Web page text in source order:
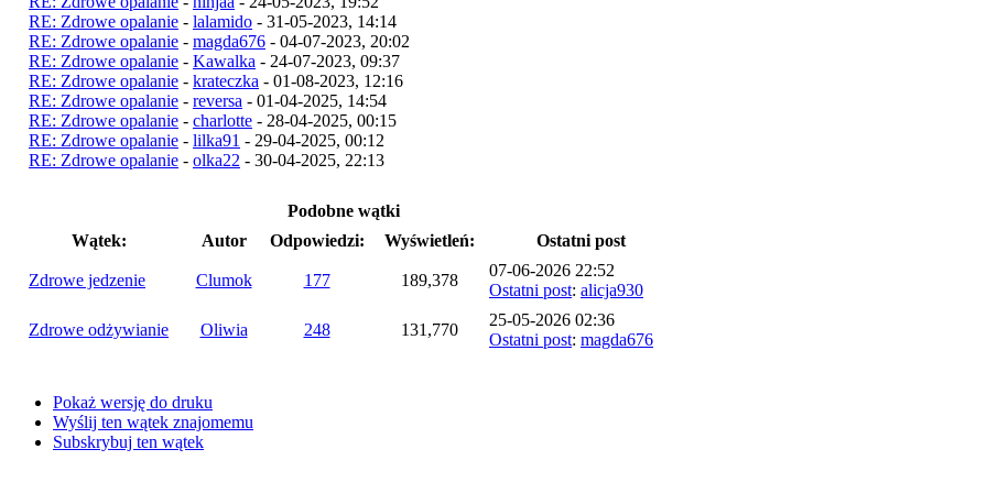
RE: Zdrowe opalanie - lalamido - 31-05-2023, 14:14
RE: Zdrowe opalanie - magda676 - 04-07-2023, 20:02
RE: Zdrowe opalanie - Kawalka - 24-07-2023, 09:37
RE: Zdrowe opalanie - krateczka - 01-08-2023, 12:16
RE: Zdrowe opalanie - reversa - 01-04-2025, 14:54
RE: Zdrowe opalanie - charlotte - 28-04-2025, 00:15
RE: Zdrowe opalanie - lilka91 - 29-04-2025, 00:12
RE: Zdrowe opalanie - olka22 - 30-04-2025, 22:13
Podobne wątki
Wątek:
Autor Odpowiedzi: Wyświetleń: Ostatni post
Zdrowe jedzenie Clumok 177 189,378
07-06-2026 22:52
Ostatni post: alicja930
Zdrowe odżywianie Oliwia 248 131,770
25-05-2026 02:36
Ostatni post: magda676
Pokaż wersję do druku
Wyślij ten wątek znajomemu
Subskrybuj ten wątek